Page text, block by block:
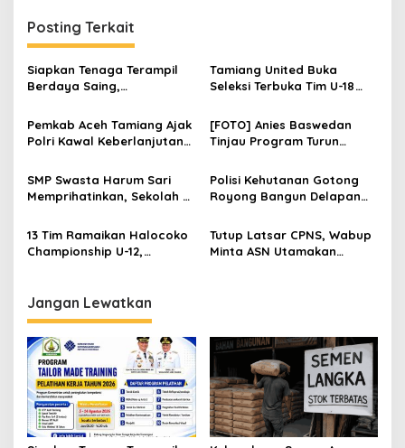
i
g
a
s
i
p
s
Posting Terkait
Siapkan Tenaga Terampil
Berdaya Saing,
Tamiang Buka Pelatihan
Kerja 2026
Tamiang United Buka
Seleksi Terbuka Tim U-18
Aceh 2026
Pemkab Aceh Tamiang Ajak
Polri Kawal Keberlanjutan
[FOTO] Anies Baswedan
Tinjau Program Turun
Pusaka
SMP Swasta Harum Sari
Memprihatinkan, Sekolah di
Harapkan Revitalisasi
Polisi Kehutanan Gotong
Royong Bangun Delapan
Banjir Aceh Tamiang
13 Tim Ramaikan Halocoko
Championship U-12,
Tutup Latsar CPNS, Wabup
Minta ASN Utamakan
Jangan Lewatkan